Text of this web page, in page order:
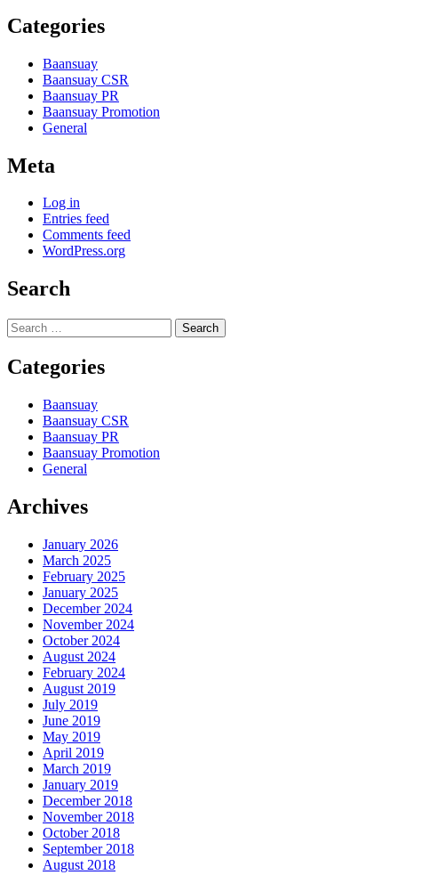
Categories
Baansuay
Baansuay CSR
Baansuay PR
Baansuay Promotion
General
Meta
Log in
Entries feed
Comments feed
WordPress.org
Search
Search
for:
Categories
Baansuay
Baansuay CSR
Baansuay PR
Baansuay Promotion
General
Archives
January 2026
March 2025
February 2025
January 2025
December 2024
November 2024
October 2024
August 2024
February 2024
August 2019
July 2019
June 2019
May 2019
April 2019
March 2019
January 2019
December 2018
November 2018
October 2018
September 2018
August 2018